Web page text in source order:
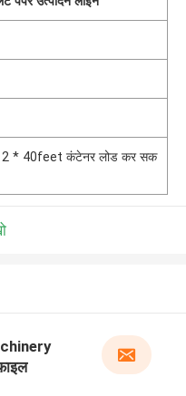
* 40feet कंटेनर लोड कर सक